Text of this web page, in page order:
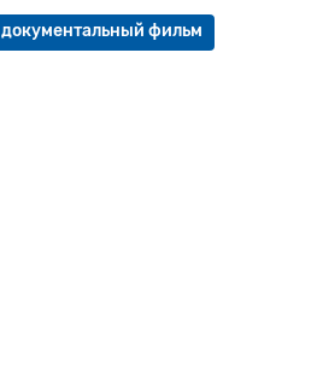
документальный фильм